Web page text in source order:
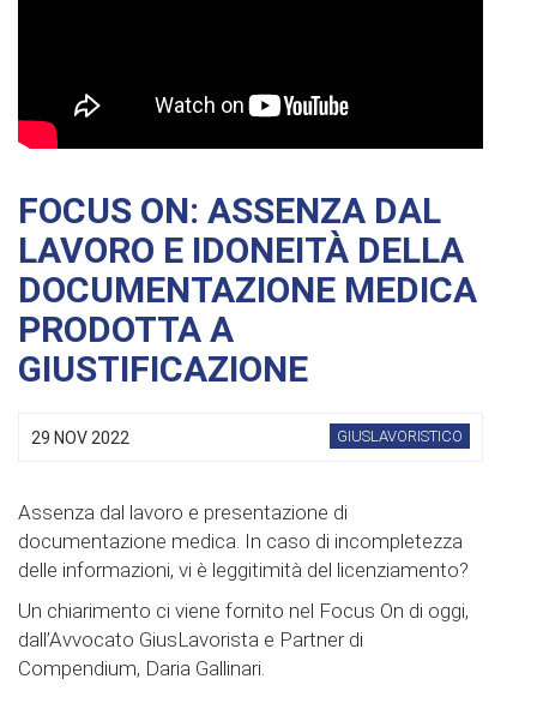
FOCUS ON: ASSENZA DAL
LAVORO E IDONEITÀ DELLA
DOCUMENTAZIONE MEDICA
PRODOTTA A
GIUSTIFICAZIONE
29 NOV 2022 GIUSLAVORISTICO
Assenza dal lavoro e presentazione di
documentazione medica. In caso di incompletezza
delle informazioni, vi è leggitimità del licenziamento?
Un chiarimento ci viene fornito nel Focus On di oggi,
dall’Avvocato GiusLavorista e Partner di
Compendium, Daria Gallinari.